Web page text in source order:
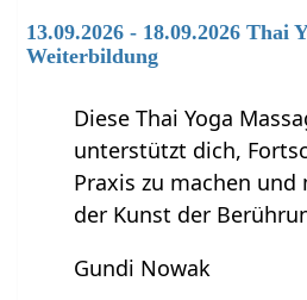
13.09.2026 - 18.09.2026 Thai
Weiterbildung
Diese Thai Yoga
unterstützt dich,
Praxis zu machen
der Kunst der
Gundi Nowak